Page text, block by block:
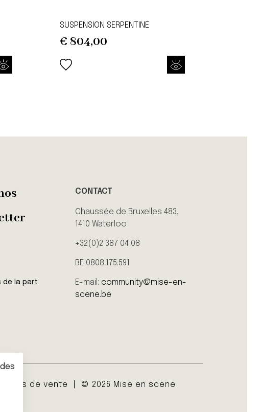
SUSPENSION SERPENTINE
€ 804,00
de la part
CONTACT
Chaussée de Bruxelles 483,
1410 Waterloo
+32(0)2 387 04 08
BE 0808.175.591
E-mail: community@mise-en-
scene.be
de vente © 2026 Mise en scene